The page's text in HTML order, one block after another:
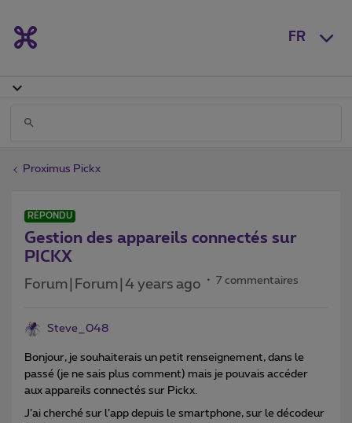
FR
Proximus Pickx
RÉPONDU
Gestion des appareils connectés sur
PICKX
Forum|Forum|4 years ago 7 commentaires
Steve_048
Bonjour, je souhaiterais un petit renseignement, dans le
passé (je ne sais plus comment) mais je pouvais accéder
aux appareils connectés sur Pickx.
J’ai cherché sur l’app depuis le smartphone, sur le décodeur